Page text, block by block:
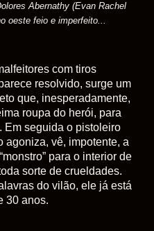
Abernathy (Evan Rachel
oeste feio e imperfeito...
com tiros
resolvido, surge um
que, inesperadamente,
roupa do herói, para
Em seguida o pistoleiro
agoniza, vê, impotente, a
para o interior de
sorte de crueldades.
do vilão, ele já está
30 anos.